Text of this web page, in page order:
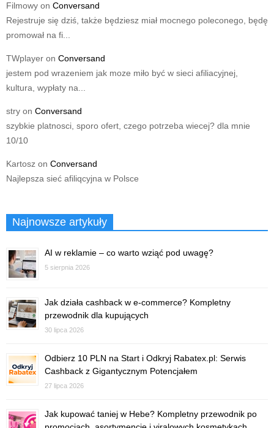
Filmowy on Conversand
Rejestruje się dziś, także będziesz miał mocnego poleconego, będę
promował na fi...
TWplayer on Conversand
jestem pod wrazeniem jak moze miło być w sieci afiliacyjnej,
kultura, wypłaty na...
stry on Conversand
szybkie platnosci, sporo ofert, czego potrzeba wiecej? dla mnie
10/10
Kartosz on Conversand
Najlepsza sieć afiliqcyjna w Polsce
Najnowsze artykuły
AI w reklamie – co warto wziąć pod uwagę?
5 sierpnia 2026
Jak działa cashback w e-commerce? Kompletny
przewodnik dla kupujących
30 lipca 2026
Odbierz 10 PLN na Start i Odkryj Rabatex.pl: Serwis
Cashback z Gigantycznym Potencjałem
27 lipca 2026
Jak kupować taniej w Hebe? Kompletny przewodnik po